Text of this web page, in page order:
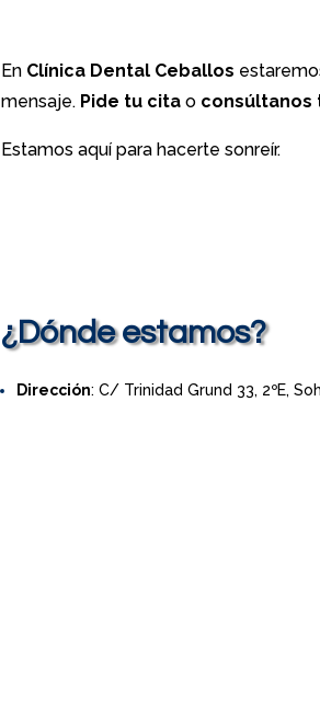
En Clínica Dental Ceballos
mensaje. Pide tu cita o consúltanos
Estamos aquí para hacerte sonreír.
¿Dónde estamos?
Dirección: C/ Trinidad Grund 33, 2ºE,